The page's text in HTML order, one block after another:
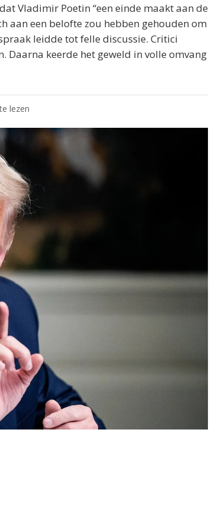
Vladimir Poetin “een einde maakt aan de
aan een belofte zou hebben gehouden om
leidde tot felle discussie. Critici
Daarna keerde het geweld in volle omvang
lezen